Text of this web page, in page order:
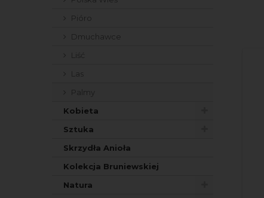
Pióro
Dmuchawce
Liść
Las
Palmy
Kobieta
Sztuka
Skrzydła Anioła
Kolekcja Bruniewskiej
Natura